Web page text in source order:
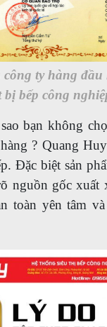
ty hàng đầu
bị bếp công
bạn không
? Quang
Đặc biệt sản
nguồn gốc xuất
toàn yên tâm